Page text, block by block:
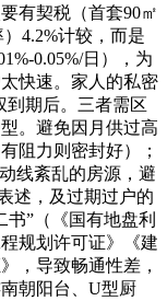
有契税（首套90㎡
4.2%计较，而是
0.05%/日），为
快速。家人的私密
到期后。三者需区
。避免因月供过高
阻力则密封好）；
线紊乱的房源，避
述，及过期过户的
”（《国有地盘利
规划许可证》《建
，导致畅通性差，
朝阳台、U型厨